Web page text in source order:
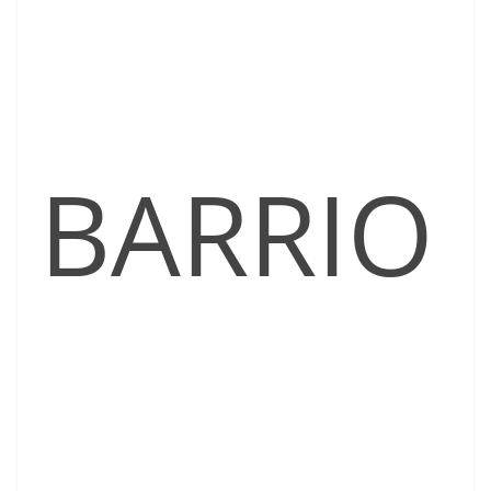
BARRIO